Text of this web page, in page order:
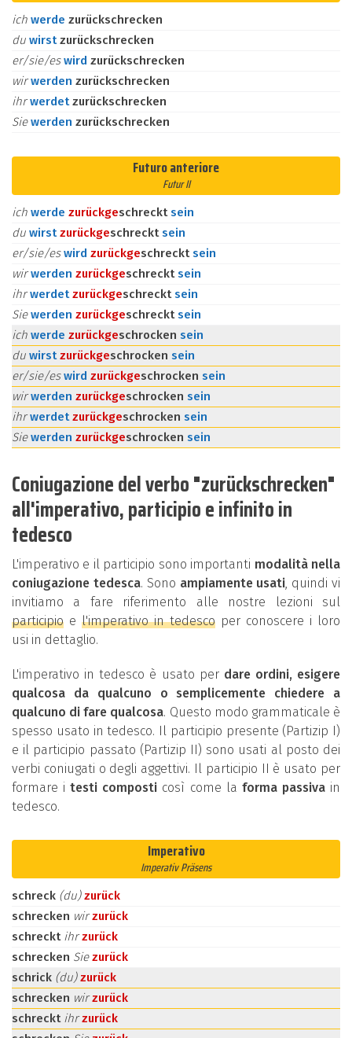
ich werde zurückschrecken
du wirstzurückschrecken
er/sie/eswird zurückschrecken
wirwerden zurückschrecken
ihrwerdetzurückschrecken
Siewerden zurückschrecken
Futuro anteriore
Futur II
ich werde zurückgeschrecktsein
du wirstzurückgeschrecktsein
er/sie/eswird zurückgeschrecktsein
wirwerden zurückgeschrecktsein
ihrwerdetzurückgeschrecktsein
Siewerden zurückgeschrecktsein
ich werde zurückgeschrocken sein
du wirstzurückgeschrocken sein
er/sie/eswird zurückgeschrocken sein
wirwerden zurückgeschrocken sein
ihrwerdetzurückgeschrocken sein
Siewerden zurückgeschrocken sein
Coniugazione del verbo "zurückschrecken"
all'imperativo, participio e infinito in
tedesco
L'imperativo e il participio sono importanti modalità nella
coniugazione tedesca. Sono ampiamente usati, quindi vi
invitiamo a fare riferimento alle nostre lezioni sul
participio e l'imperativo in tedesco per conoscere i loro
usi in dettaglio.
L'imperativo in tedesco è usato per dare ordini, esigere
qualcosa da qualcuno o semplicemente chiedere a
qualcuno di fare qualcosa. Questo modo grammaticale è
spesso usato in tedesco. Il participio presente (Partizip I)
e il participio passato (Partizip II) sono usati al posto dei
verbi coniugati o degli aggettivi. Il participio II è usato per
formare itesti composti così come la forma passivain
tedesco.
Imperativo
Imperativ Präsens
schreck (du)zurück
schrecken wirzurück
schreckt ihrzurück
schrecken Siezurück
schrick (du)zurück
schrecken wirzurück
schreckt ihrzurück